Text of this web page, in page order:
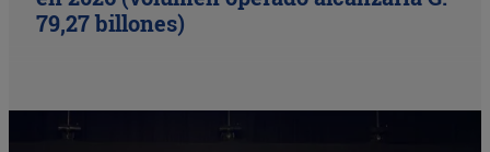
79,27 billones)